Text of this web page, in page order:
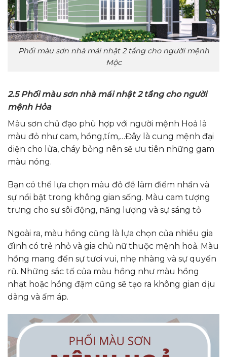
Phối màu sơn nhà mái nhật 2 tầng cho người mệnh
Mộc
2.5 Phối màu sơn nhà mái nhật 2 tầng cho người
mệnh Hỏa
Màu sơn chủ đạo phù hợp với người mệnh Hoả là
màu đỏ như cam, hồng,tím,…Đây là cung mệnh đại
diện cho lửa, cháy bỏng nên sẽ ưu tiên những gam
màu nóng.
Bạn có thể lựa chọn màu đỏ để làm điểm nhấn và
sự nổi bật trong không gian sống. Màu cam tượng
trưng cho sự sôi động, năng lượng và sự sáng tỏ
Ngoài ra, màu hồng cũng là lựa chọn của nhiều gia
đình có trẻ nhỏ và gia chủ nữ thuộc mệnh hoả. Màu
hồng mang đến sự tươi vui, nhẹ nhàng và sự quyến
rũ. Những sắc tố của màu hồng như màu hồng
nhạt hoặc hồng đậm cũng sẽ tạo ra không gian dịu
dàng và ấm áp.